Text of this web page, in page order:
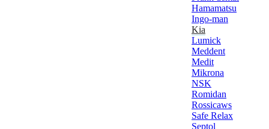
Hamamatsu
Ingo-man
Kia
Lumick
Meddent
Medit
Mikrona
NSK
Romidan
Rossicaws
Safe Relax
Septol